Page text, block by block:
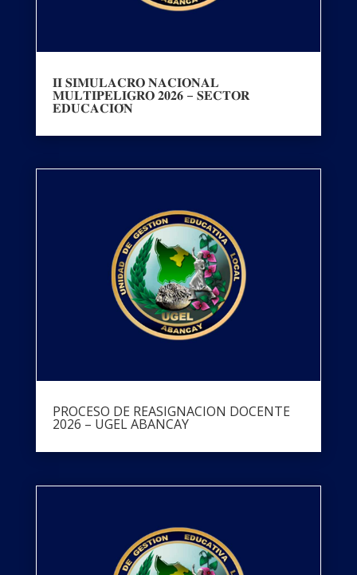
𝐈𝐈 𝐒𝐈𝐌𝐔𝐋𝐀𝐂𝐑𝐎 𝐍𝐀𝐂𝐈𝐎𝐍𝐀𝐋
𝐌𝐔𝐋𝐓𝐈𝐏𝐄𝐋𝐈𝐆𝐑𝐎 𝟐𝟎𝟐𝟔 – 𝐒𝐄𝐂𝐓𝐎𝐑
𝐄𝐃𝐔𝐂𝐀𝐂𝐈𝐎́𝐍
PROCESO DE REASIGNACION DOCENTE
2026 – UGEL ABANCAY